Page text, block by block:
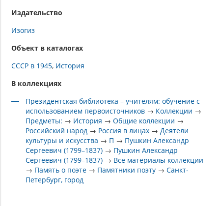
Издательство
Изогиз
Объект в каталогах
СССР в 1945 История
В коллекциях
Президентская библиотека – учителям: обучение с
использованием первоисточников → Коллекции →
Предметы: → История →Общие коллекции →
Российский народ → Россия в лицах →Деятели
культуры и искусства → П → Пушкин Александр
Сергеевич (1799–1837) → Пушкин Александр
Сергеевич (1799–1837) → Все материалы коллекции
→ Память о поэте → Памятники поэту →Санкт-
Петербург, город